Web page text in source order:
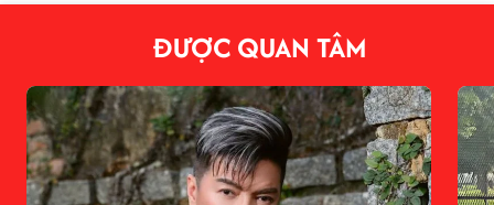
ĐƯỢC QUAN TÂM